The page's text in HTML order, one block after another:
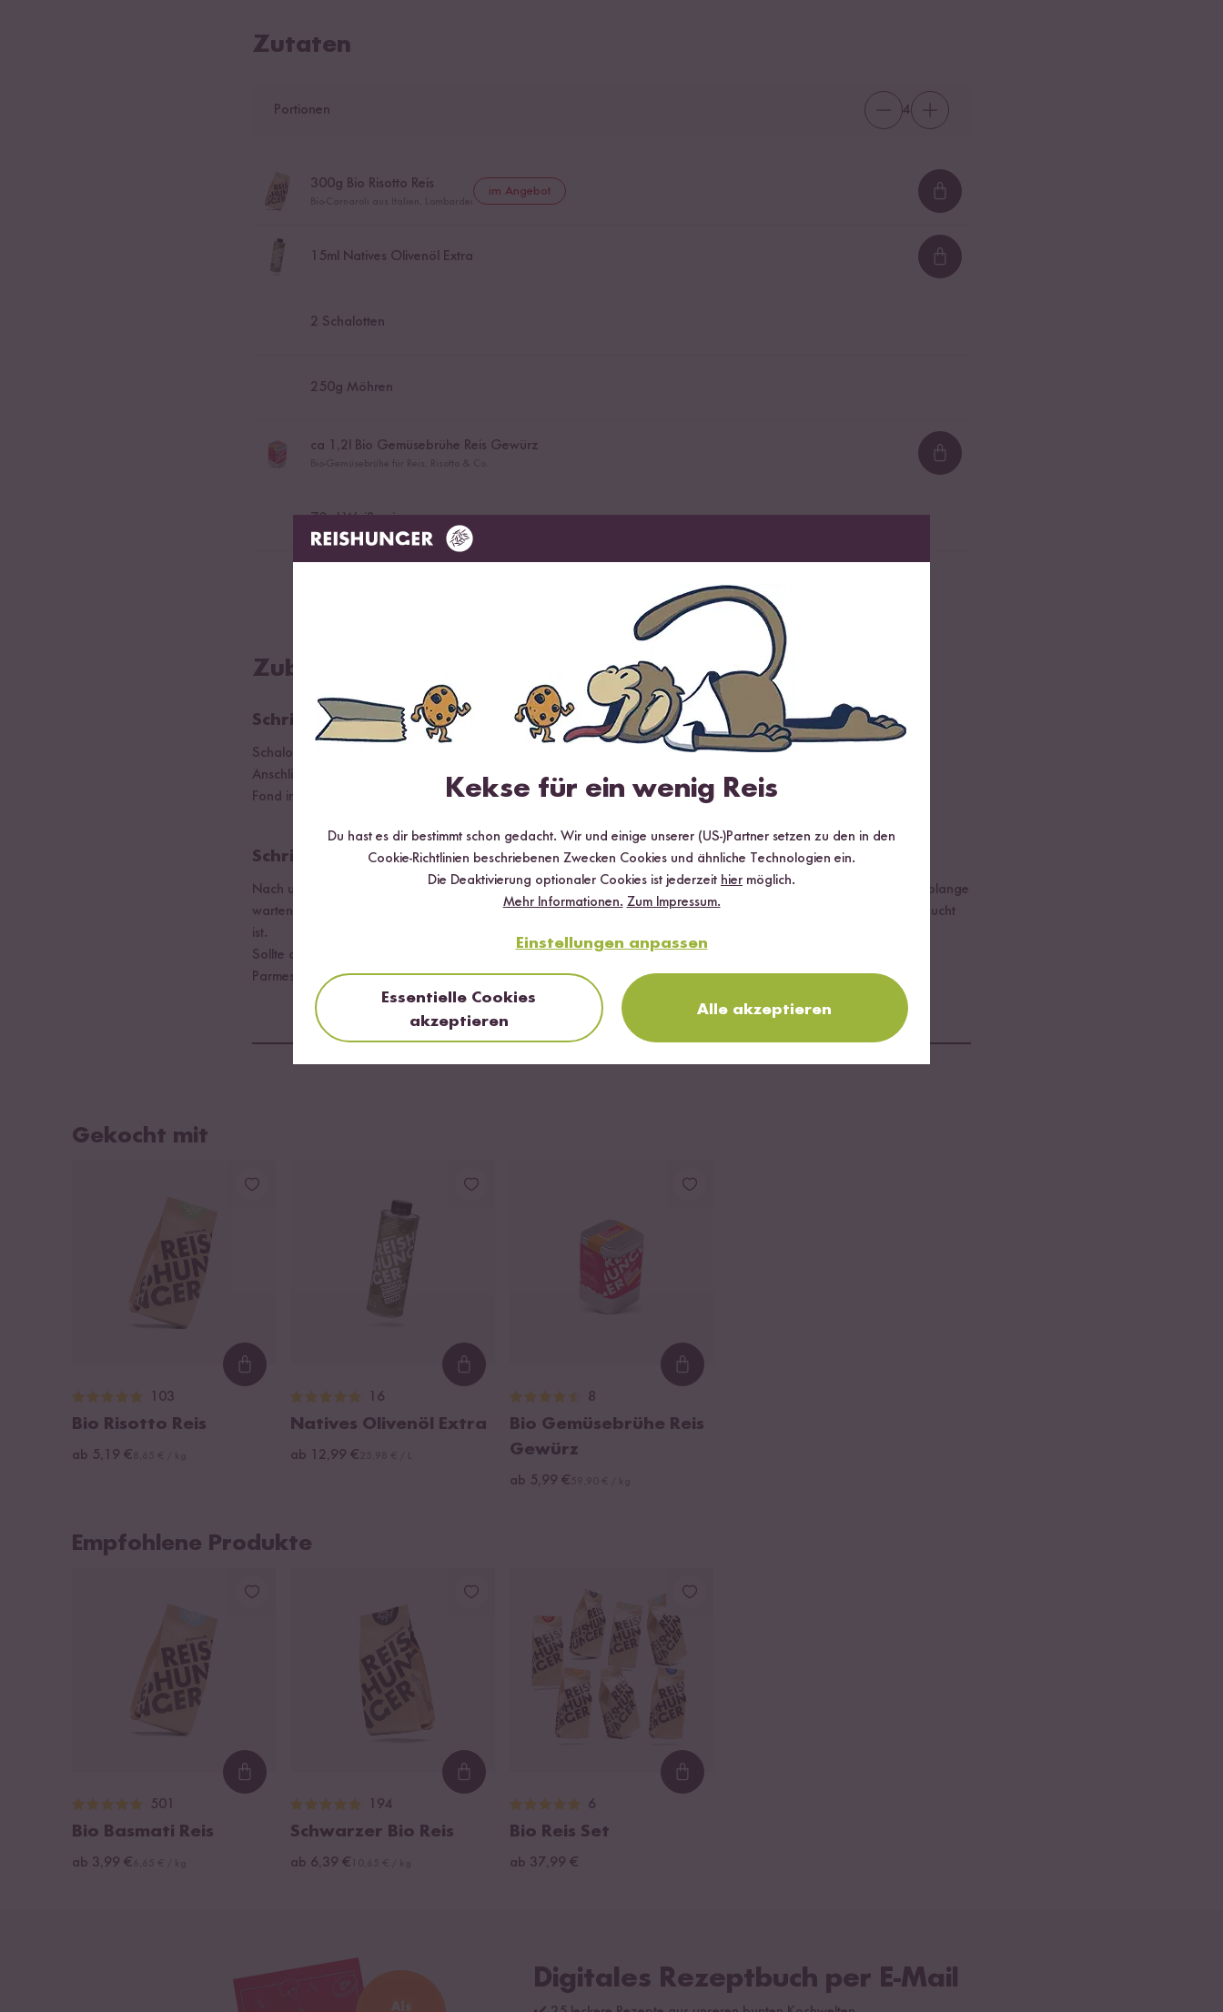
Zutaten
Portionen 4
300g Bio Risotto Reis im Angebot
Loading...
15ml Natives Olivenöl Extra
Loading...
2 Schalotten
250g Möhren
ca 1,2 l Bio Gemüsebrühe Reis Gewürz
Loading...
70ml Weißwein
Zubereitung
Schritt 01
Schalotten und Möhren fein würfeln und in Olivenöl glasig dünsten. Reis hinzufügen und mit dünsten.
Anschließend mit Weißwein ablöschen.
Fond in einen Topf geben und auf mittlerer Hitze erwärmen.
Schritt 02
Nach und nach eine Schöpfkelle vom erwärmten Fond hinzugeben und stetig rühren. Mit dem Nachgießen immer solange
warten, bis der Reis die Flüssigkeit aufgenommen hat. Diesen Vorgang solange wiederholen bis der Fond aufgebraucht
ist.
Sollte der Reis noch zu bissfest sein, kann noch etwas Fond nachgegossen werden.
Parmesan unterrühren und servieren!
Gekocht mit
Loading...
103
Bio Risotto Reis
ab 5,19 €
Loading...
16
Natives Olivenöl Extra
ab 12,99 €
Loading...
8
Bio Gemüsebrühe Reis
Gewürz
ab 5,99 €
Empfohlene Produkte
Loading...
501
Bio Basmati Reis
ab 3,99 €
Loading...
194
Schwarzer Bio Reis
ab 6,39 €
Loading...
6
Bio Reis Set
ab 37,99 €
Digitales Rezeptbuch per E-Mail
Kekse für ein wenig Reis
Du hast es dir bestimmt schon gedacht. Wir und einige unserer (US-)Partner setzen zu den in den
Cookie-Richtlinien beschriebenen Zwecken Cookies und ähnliche Technologien ein.
Die Deaktivierung optionaler Cookies ist jederzeit hier möglich.
Mehr Informationen. Zum Impressum.
Einstellungen anpassen
Essentielle Cookies
akzeptieren
Alle akzeptieren